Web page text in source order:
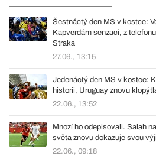
Šestnáctý den MS v kostce:
Kapverdám senzaci, z
Straka
27.06., 13:15
Jedenáctý den MS v kostce:
historii, Uruguay znovu
22.06., 13:52
Mnozí ho odepisovali. Salah
světa znovu dokazuje svou
22.06., 09:18